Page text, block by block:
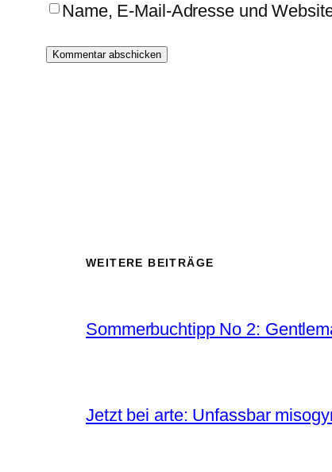
Name, E-Mail-Adresse und
WEITERE BEITRÄGE
Sommerbuchtipp No 2:
Jetzt bei arte: Unfassbar